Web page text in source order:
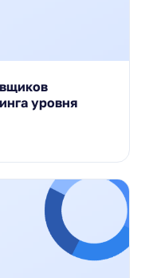
уровня